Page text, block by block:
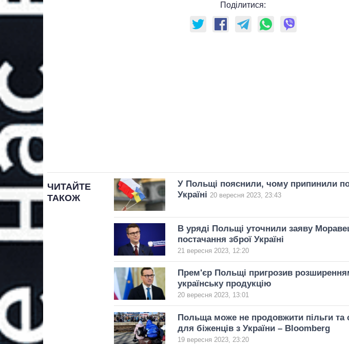
Поділитися:
ЧИТАЙТЕ
ТАКОЖ
У Польщі пояснили, чому припинили
Україні 20 вересня 2023, 23:43
В уряді Польщі уточнили заяву
постачання зброї Україні
21 вересня 2023, 12:20
Прем'єр Польщі пригрозив
українську продукцію
20 вересня 2023, 13:01
Польща може не продовжити пільги та
для біженців з України – Bloomberg
19 вересня 2023, 23:20